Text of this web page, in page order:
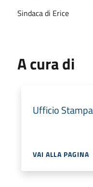
Sindaca di Erice
A cura di
Ufficio
VAI ALLA PAGINA